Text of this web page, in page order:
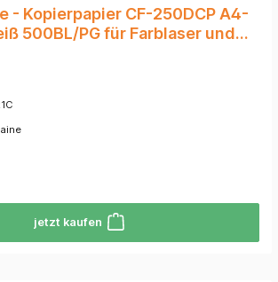
- Kopierpapier CF-250DCP A4-
500BL/PG für Farblaser und
jetzt kaufen